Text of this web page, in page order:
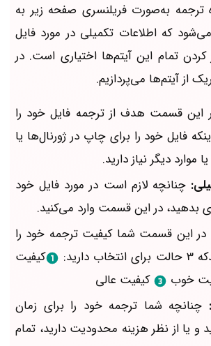
ترجمه به‌صورت فریلنسری صفحه‌ زیر به
که اطلاعات تکمیلی در مورد فایل
تمام این آیتم‌ها اختیاری است. در
از آیتم‌ها می‌پردازیم.
این قسمت هدف از ترجمه فایل خود را
فایل خود را برای چاپ در ژورنال‌ها یا
موارد دیگر نیاز دارید.
چنانچه لازم است در مورد فایل خود
بدهید، در این قسمت وارد می‌کنید.
در این قسمت شما کیفیت ترجمه خود را
دارید:
کیفیت
خوب
کیفیت عالی
چنانچه شما ترجمه خود را برای زمان
و یا از نظر هزینه محدودیت دارید، تمام